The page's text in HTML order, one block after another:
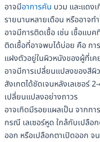
อาจมีอาการคัน บวม และแดง
รายนานหลายเดือน หรืออาจท
อาจมีการติดเชื้อ เช่น เชื้อแบค
ติดเชื้อที่อาจพบได้บ่อย คือ กา
แฝงตัวอยู่ในผิวหนังของผู้ที่เค
อาจมีการเปลี่ยนแปลงของสีผิ
สังเกตได้ชัดเจนหลังเลเซอร์
เปลี่ยนแปลงอย่างถาวร
อาจเกิดมีรอยแผลเป็น จากกา
กรณี เลเซอร์หูด ใกล้กับเปลือ
ออก หรือเปลือกตาเปิดออก จ